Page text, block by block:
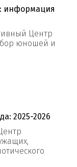
информация
Центр
юношей и
2025-2026